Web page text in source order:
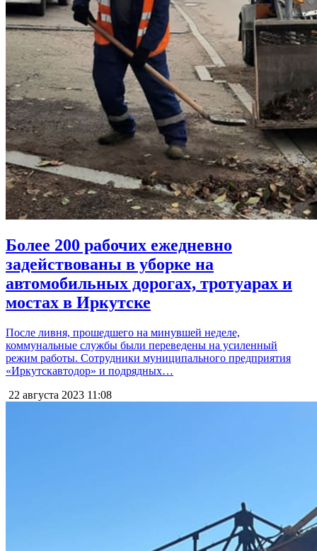
Более 200 рабочих ежедневно
задействованы в уборке на
автомобильных дорогах, тротуарах и
мостах в Иркутске
После ливня, прошедшего на минувшей неделе,
коммунальные службы были переведены на усиленный
режим работы. Сотрудники муниципального предприятия
«Иркутскавтодор» и подрядных…
22 августа 2023 11:08